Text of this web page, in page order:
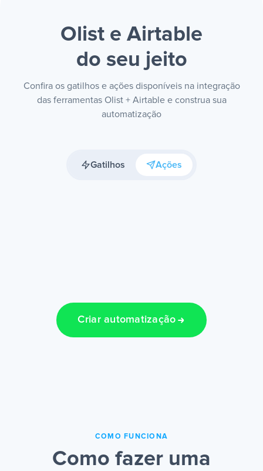
Olist e Airtable
do seu jeito
Confira os gatilhos e ações disponíveis na integração
das ferramentas Olist + Airtable e construa sua
automatização
Gatilhos Ações
Criar automatização
COMO FUNCIONA
Como fazer uma